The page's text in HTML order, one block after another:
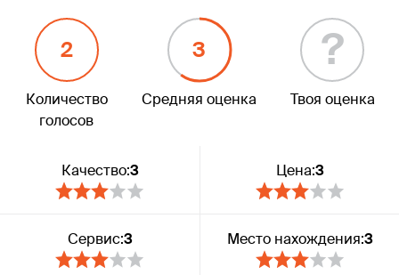
2
Количество
голосов
3
Средняя оценка
?
Твоя оценка
Качество:3 Цена:3
Сервис:3 Место нахождения:3